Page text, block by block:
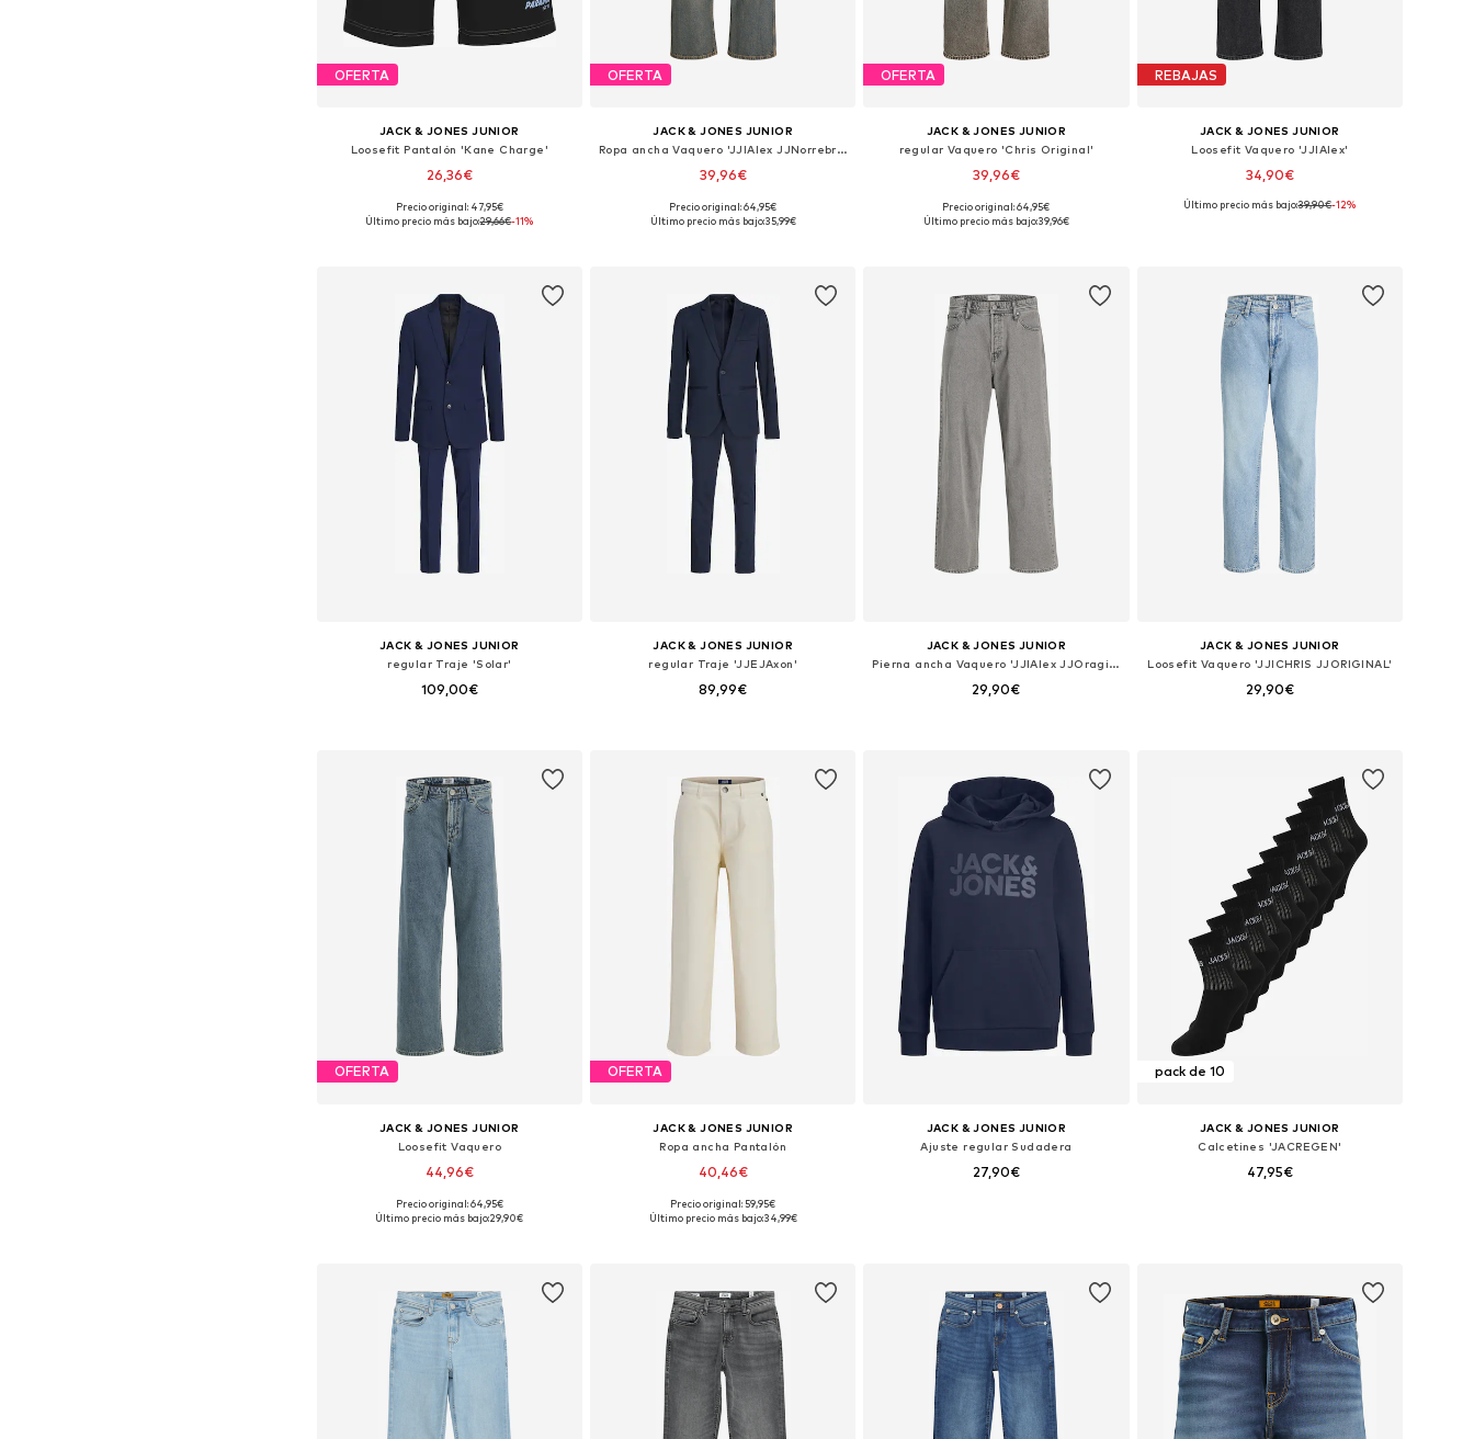
OFERTA
JACK & JONES JUNIOR
Loosefit Pantalón 'Kane Charge'
26,36€
Tallas disponibles: 140 Tallas normales
Precio original: 47,95€
Último precio más bajo:29,66€-11%
OFERTA
JACK & JONES JUNIOR
Ropa ancha Vaquero 'JJIAlex JJNorrebro'
39,96€
Precio original: 64,95€
Último precio más bajo:35,99€
OFERTA
JACK & JONES JUNIOR
regular Vaquero 'Chris Original'
39,96€
Tallas disponibles: 164 Tallas normales
Precio original: 64,95€
Último precio más bajo:39,96€
REBAJAS
JACK & JONES JUNIOR
Loosefit Vaquero 'JJIAlex'
34,90€
Disponible en muchas tallas
Último precio más bajo:39,90€-12%
JACK & JONES JUNIOR
regular Traje 'Solar'
109,00€
JACK & JONES JUNIOR
regular Traje 'JJEJAxon'
89,99€
JACK & JONES JUNIOR
Pierna ancha Vaquero 'JJIAlex JJOraginal'
29,90€
JACK & JONES JUNIOR
Loosefit Vaquero 'JJICHRIS JJORIGINAL'
29,90€
OFERTA
JACK & JONES JUNIOR
Loosefit Vaquero
44,96€
Precio original: 64,95€
Último precio más bajo:29,90€
OFERTA
JACK & JONES JUNIOR
Ropa ancha Pantalón
40,46€
Disponible en muchas tallas
Precio original: 59,95€
Último precio más bajo:34,99€
JACK & JONES JUNIOR
Ajuste regular Sudadera
27,90€
pack de 10
JACK & JONES JUNIOR
Calcetines 'JACREGEN'
47,95€